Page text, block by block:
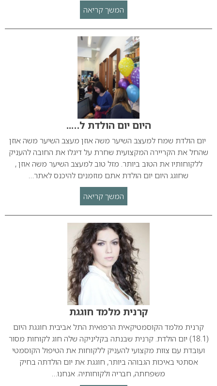
המשך קריאה
היום יום הולדת ל…..
יום הולדת שמח למעצב השיער משה אוזן מעצב השיער משה אוזן
שהחל את הקריירה המקצועית שחרת על דיגלו את החובה להעניק
ללקוחותיו את הטוב ביותר. מזל טוב למעצב השיער משה אוזן ,
שחוגג היום יום הולדת אתם מוזמנים להיכנס לאתר…
המשך קריאה
קרנית מלמד חוגגת
קרנית מלמד הקוסמטיקאית הרפואית התל אביבית חוגגת היום
(18.1) יום הולדת. קרנית שבנתה בקליניקה שלה חוג לקוחות מסור
ועובדת עם צוות מקצועי להעניק ללקוחות את הטיפול הקוסמטי
אסתטי באיכות הגבוהה ביותר, חוגגת את יום הולדתה בחיק
משפחתה, חבריה ולקוחותיה. אנחנו…